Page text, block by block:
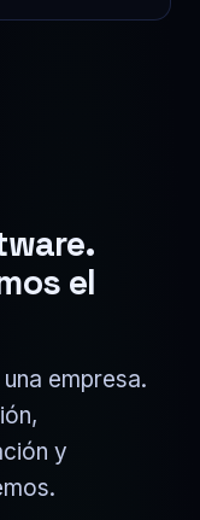
el
empresa.
y